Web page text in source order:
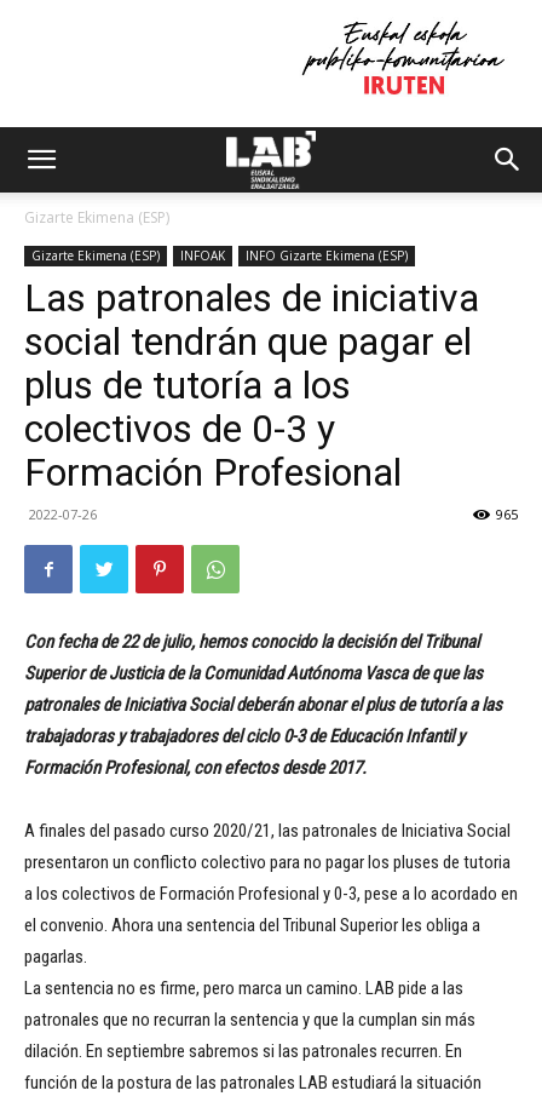
Gizarte Ekimena (ESP)
Gizarte Ekimena (ESP) INFOAK INFO Gizarte Ekimena (ESP)
Las patronales de iniciativa
social tendrán que pagar el
plus de tutoría a los
colectivos de 0-3 y
Formación Profesional
2022-07-26 965
Con fecha de 22 de julio, hemos conocido la decisión del Tribunal
Superior de Justicia de la Comunidad Autónoma Vasca de que las
patronales de Iniciativa Social deberán abonar el plus de tutoría a las
trabajadoras y trabajadores del ciclo 0-3 de Educación Infantil y
Formación Profesional, con efectos desde 2017.
A finales del pasado curso 2020/21, las patronales de Iniciativa Social
presentaron un conflicto colectivo para no pagar los pluses de tutoria
a los colectivos de Formación Profesional y 0-3, pese a lo acordado en
el convenio. Ahora una sentencia del Tribunal Superior les obliga a
pagarlas.
La sentencia no es firme, pero marca un camino. LAB pide a las
patronales que no recurran la sentencia y que la cumplan sin más
dilación. En septiembre sabremos si las patronales recurren. En
función de la postura de las patronales LAB estudiará la situación